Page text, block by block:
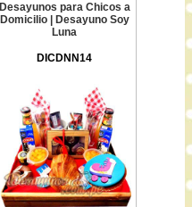
Desayunos para Chicos a
Domicilio | Desayuno Soy
Luna
DICDNN14